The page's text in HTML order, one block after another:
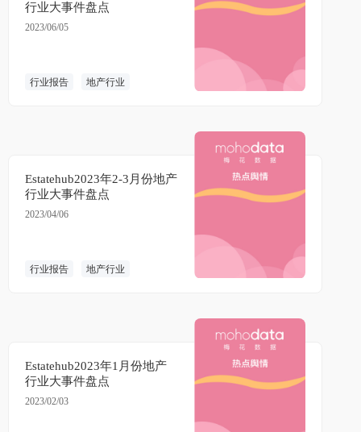
行业大事件盘点
2023/06/05
行业报告 地产行业
Estatehub2023年2-3月份地产
行业大事件盘点
2023/04/06
行业报告 地产行业
Estatehub2023年1月份地产
行业大事件盘点
2023/02/03